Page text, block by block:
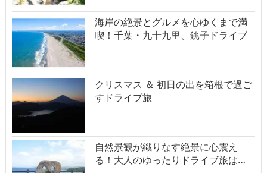
海岸の絶景とグルメを心ゆくまで満
喫！千葉・九十九里、銚子ドライブ
クリスマス ＆ 初日の出を箱根で過ご
すドライブ旅
自然景観が織りなす絶景に心震え
る！大人のゆったりドライブ旅は…